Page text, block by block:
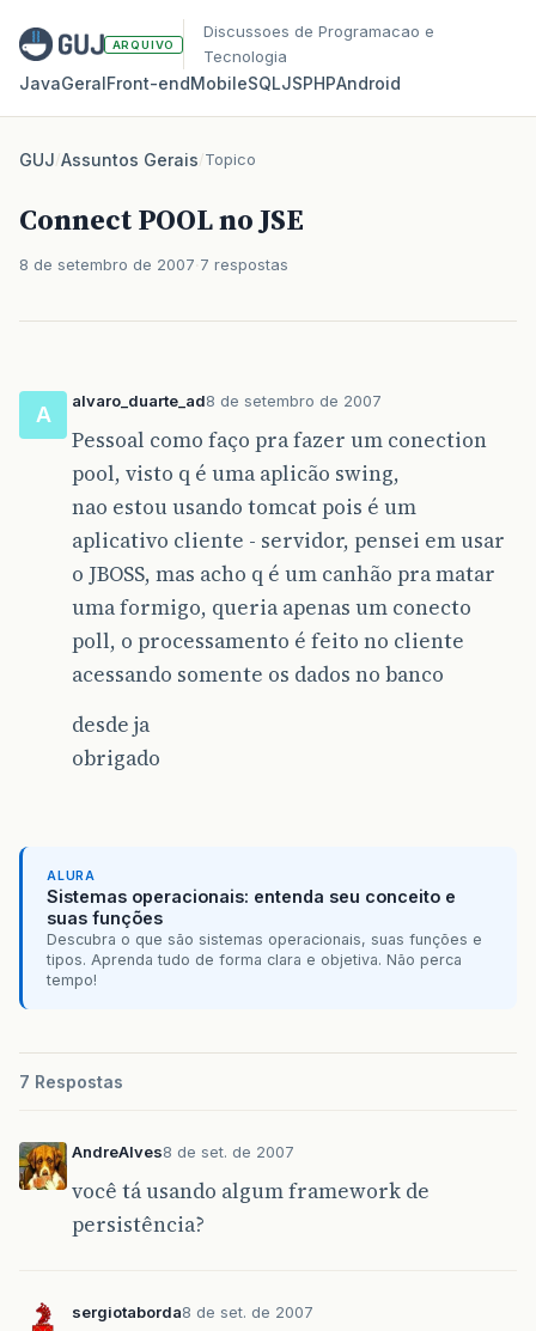
ARQUIVO
Discussoes de Programacao e
Tecnologia
JavaGeralFront‑endMobileSQLJSPHPAndroid
GUJ/Assuntos Gerais/Topico
Connect POOL no JSE
8 de setembro de 2007 7 respostas
A
alvaro_duarte_ad8 de setembro de 2007
Pessoal como faço pra fazer um conection
pool, visto q é uma aplicão swing,
nao estou usando tomcat pois é um
aplicativo cliente - servidor, pensei em usar
o JBOSS, mas acho q é um canhão pra matar
uma formigo, queria apenas um conecto
poll, o processamento é feito no cliente
acessando somente os dados no banco
desde ja
obrigado
ALURA
Sistemas operacionais: entenda seu conceito e
suas funções
Descubra o que são sistemas operacionais, suas funções e
tipos. Aprenda tudo de forma clara e objetiva. Não perca
tempo!
7 Respostas
AndreAlves8 de set. de 2007
você tá usando algum framework de
persistência?
sergiotaborda8 de set. de 2007